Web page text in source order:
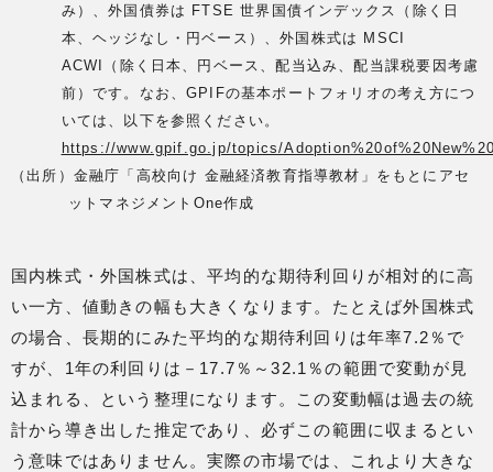
み）、外国債券は FTSE 世界国債インデックス（除く日
本、ヘッジなし・円ベース）、外国株式は MSCI
ACWI（除く日本、円ベース、配当込み、配当課税要因考慮
前）です。なお、GPIFの基本ポートフォリオの考え方につ
いては、以下を参照ください。
https://www.gpif.go.jp/topics/
（出所）金融庁「高校向け 金融経済教育指導教材」をもとにアセ
ットマネジメントOne作成
国内株式・外国株式は、平均的な期待利回りが相対的に高
い一方、値動きの幅も大きくなります。たとえば外国株式
の場合、長期的にみた平均的な期待利回りは年率7.2％で
すが、1年の利回りは－17.7％～32.1％の範囲で変動が見
込まれる、という整理になります。この変動幅は過去の統
計から導き出した推定であり、必ずこの範囲に収まるとい
う意味ではありません。実際の市場では、これより大きな